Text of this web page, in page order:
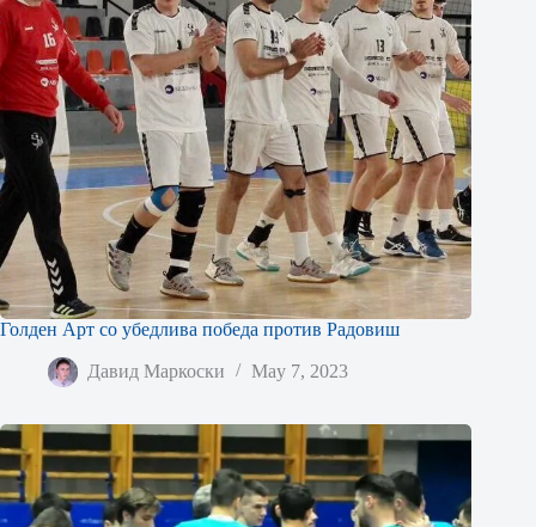
Голден Арт со убедлива победа против Радовиш
Давид Маркоски May 7, 2023